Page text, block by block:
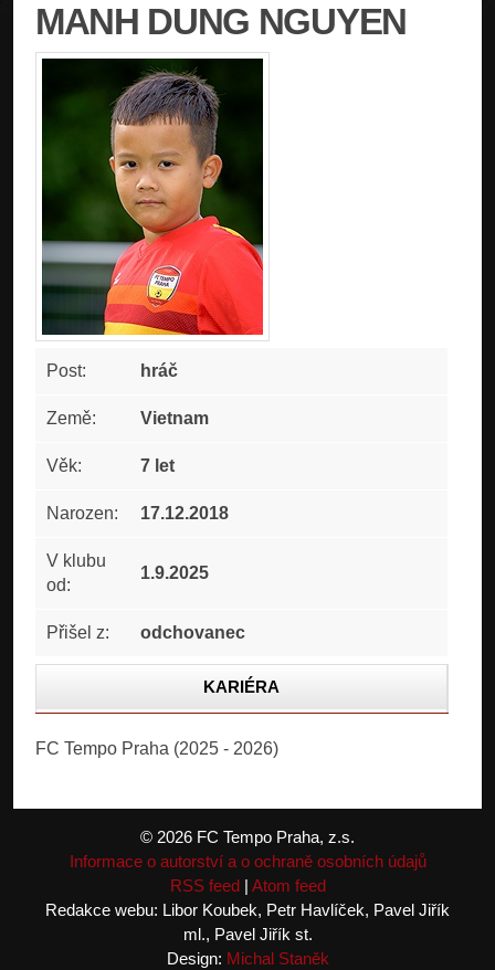
MANH DUNG NGUYEN
Post: hráč
Země: Vietnam
Věk: 7 let
Narozen: 17.12.2018
V klubu
od:
1.9.2025
Přišel z: odchovanec
KARIÉRA
FC Tempo Praha (2025 - 2026)
© 2026 FC Tempo Praha, z.s.
Informace o autorství a o ochraně osobních údajů
RSS feed| Atom feed
Redakce webu: Libor Koubek, Petr Havlíček, Pavel Jiřík
ml., Pavel Jiřík st.
Design: Michal Staněk